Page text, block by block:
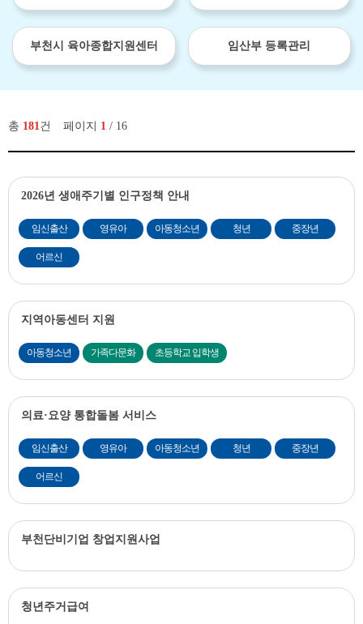
부천시 육아종합지원센터 임산부 등록관리
총 181건 페이지 1 / 16
2026년 생애주기별 인구정책 안내
임신출산 영유아 아동청소년 청년 중장년
어르신
지역아동센터 지원
아동청소년 가족다문화 초등학교 입학생
의료·요양 통합돌봄 서비스
임신출산 영유아 아동청소년 청년 중장년
어르신
부천단비기업 창업지원사업
청년주거급여